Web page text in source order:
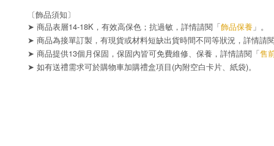
〔飾品須知〕
➤ 商品表層14-18K，有效高保色；抗過敏，詳情請閱「飾品保養 」。
➤ 商品為接單訂製，有現貨或材料短缺出貨時間不同等狀況，詳情請
➤ 商品提供13個月保固，保固內皆可免費維修、保養，詳情請閱「售
➤ 如有送禮需求可於購物車加購禮盒項目 (內附空白卡片、紙袋)。